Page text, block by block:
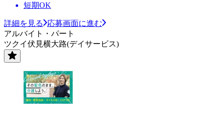
短期OK
詳細を見る
応募画面に進む
アルバイト・パート
ツクイ伏見横大路(デイサービス)